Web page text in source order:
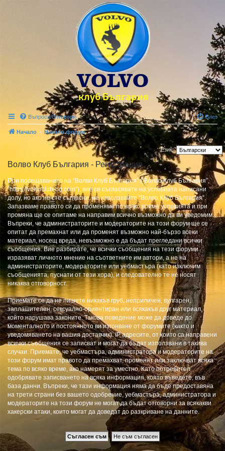
Въпроси/Отговори Влез
Начало Начало форум
Език:
Волво Клуб България - Регистрация
При посещаването на “Волво Клуб България” (“Волво Клуб България”,
“https://volvoclub-bg.com”), вие се съгласявате на условиата написани
долу, но ако не сте съгласни, не използвайте “Волво Клуб България”.
Запазваме правото си да променяме по всяко време условията и при
промяна ще се опитаме на направим всично възможно да ви уведомим.
Въпреки, че администраторите и модераторите на този форум ще се
опитат да премахнат или да променят възможно най-бързо всеки
материал, носещ вреда, невъзможно е да бъдат прегледани всички
съобщения. Вие разбирате, че всички съобщения на тези форуми
изразяват личното мнение на съответните им автори, а не на
администраторите, модераторите или уебмастъра (като изключим
съобщенията, пуснати от тези хора), и следователно те не носят
никаква отговорност.
Приемате се да не пишете никакъв груб, неприличен, вулгарен,
заплашителен, сексуално-ориентиран или всякакъв друг материал,
който нарушава законите. Такова поведение може да доведе до
моменталното и постоянното ви изгонване от форумите (както и
уведомяването на вашия доставчик). IP адресите, от които са направени
всички съобщения се записват и могат да бъдат използвани в такива
случаи. Приемате, че уебмастъра, администратора и модераторите на
този форум имат правото да премахват, променят или заключват всяка
тема по всяко време, ако намерят за уместно. Като потребител
одобрявате записването на всяка информация, която въведете, във
база данни. Въпреки, че тази информация няма да бъде предоставяна
на трети страни без вашето одобрение, уебмастъра, администратора и
модераторите на този форум не могат да бъдат отговорни за всякакви
хакерски атаки, които могат да доведат до разкриване на данните.